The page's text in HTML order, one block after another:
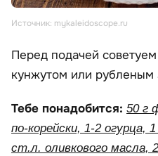
Источник: mykaleidoscope.ru
Перед подачей
кунжутом или
Тебе понадобится: 50 г
по-корейски, 1-2 огурца,
ст.л. оливкового масла,